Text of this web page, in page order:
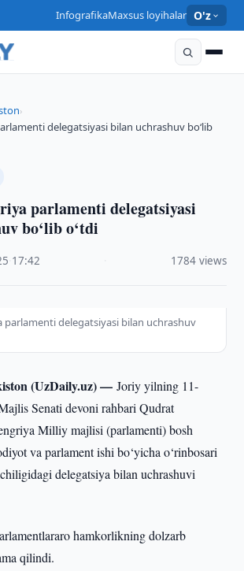
InfografikaMaxsus loyihalar O'z
›
delegatsiyasi bilan uchrashuv bo‘lib
parlamenti delegatsiyasi
bo‘lib o‘tdi
17:42 1784 views
parlamenti delegatsiyasi bilan uchrashuv
(UzDaily.uz) —Joriy yilning 11-
Senati devoni rahbari Qudrat
Milliy majlisi (parlamenti) bosh
va parlament ishi bo‘yicha o‘rinbosari
delegatsiya bilan uchrashuvi
hamkorlikning dolzarb
qilindi.